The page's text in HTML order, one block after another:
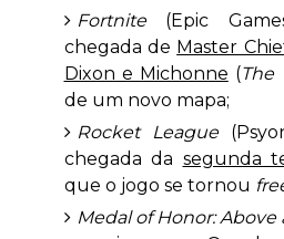
Fortnite(Epic
chegada de Master
Dixon e Michonne (The
de um novo mapa;
Rocket League
chegada da segunda
que o jogo se tornou
Medal of Honor: